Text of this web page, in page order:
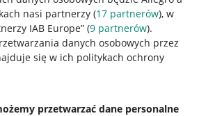
nasi partnerzy (17 partnerów), w
IAB Europe” (9 partnerów).
danych osobowych przez
się w ich politykach ochrony
przetwarzać dane personalne